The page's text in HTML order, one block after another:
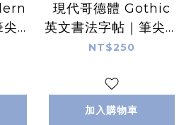
溫
現代哥德體 Gothic
英文書法字帖｜筆尖溫
度
NT$250
加入購物車